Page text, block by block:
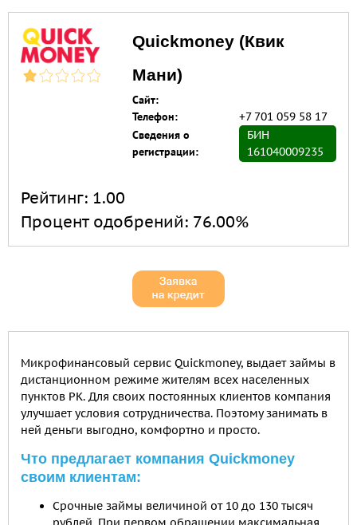
Quickmoney (Квик
Мани)
Сайт:
Телефон:
+7 701 059 58 17
Сведения о
регистрации:
БИН
161040009235
Рейтинг: 1.00
Процент одобрений: 76.00%
Микрофинансовый сервис Quickmoney, выдает займы в
дистанционном режиме жителям всех населенных
пунктов РК. Для своих постоянных клиентов компания
улучшает условия сотрудничества. Поэтому занимать в
ней деньги выгодно, комфортно и просто.
Что предлагает компания Quickmoney
своим клиентам:
Срочные займы величиной от 10 до 130 тысяч